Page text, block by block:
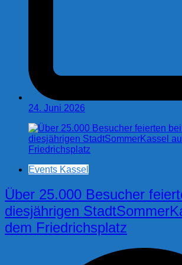
24. Juni 2026
Events Kassel
Über 25.000 Besucher
diesjährigen
dem Friedrichsplatz